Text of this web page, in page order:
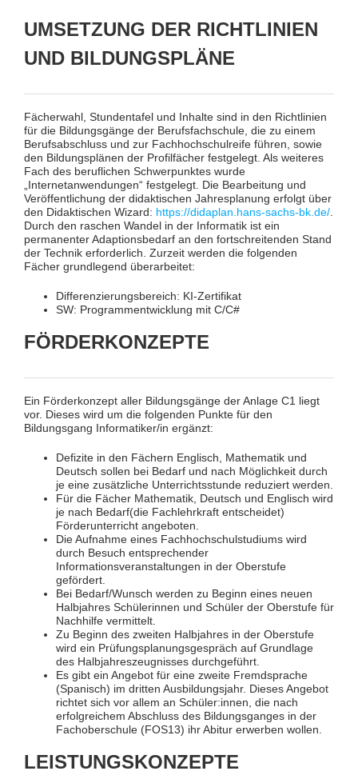
UMSETZUNG DER RICHTLINIEN
UND BILDUNGSPLÄNE
Fächerwahl, Stundentafel und Inhalte sind in den Richtlinien
für die Bildungsgänge der Berufsfachschule, die zu einem
Berufsabschluss und zur Fachhochschulreife führen, sowie
den Bildungsplänen der Profilfächer festgelegt. Als weiteres
Fach des beruflichen Schwerpunktes wurde
„Internetanwendungen“ festgelegt. Die Bearbeitung und
Veröffentlichung der didaktischen Jahresplanung erfolgt über
den Didaktischen Wizard: https://didaplan.hans-sachs-bk.de/.
Durch den raschen Wandel in der Informatik ist ein
permanenter Adaptionsbedarf an den fortschreitenden Stand
der Technik erforderlich. Zurzeit werden die folgenden
Fächer grundlegend überarbeitet:
Differenzierungsbereich: KI-Zertifikat
SW: Programmentwicklung mit C/C#
FÖRDERKONZEPTE
Ein Förderkonzept aller Bildungsgänge der Anlage C1 liegt
vor. Dieses wird um die folgenden Punkte für den
Bildungsgang Informatiker/in ergänzt:
Defizite in den Fächern Englisch, Mathematik und
Deutsch sollen bei Bedarf und nach Möglichkeit durch
je eine zusätzliche Unterrichtsstunde reduziert werden.
Für die Fächer Mathematik, Deutsch und Englisch wird
je nach Bedarf(die Fachlehrkraft entscheidet)
Förderunterricht angeboten.
Die Aufnahme eines Fachhochschulstudiums wird
durch Besuch entsprechender
Informationsveranstaltungen in der Oberstufe
gefördert.
Bei Bedarf/Wunsch werden zu Beginn eines neuen
Halbjahres Schülerinnen und Schüler der Oberstufe für
Nachhilfe vermittelt.
Zu Beginn des zweiten Halbjahres in der Oberstufe
wird ein Prüfungsplanungsgespräch auf Grundlage
des Halbjahreszeugnisses durchgeführt.
Es gibt ein Angebot für eine zweite Fremdsprache
(Spanisch) im dritten Ausbildungsjahr. Dieses Angebot
richtet sich vor allem an Schüler:innen, die nach
erfolgreichem Abschluss des Bildungsganges in der
Fachoberschule (FOS13) ihr Abitur erwerben wollen.
LEISTUNGSKONZEPTE